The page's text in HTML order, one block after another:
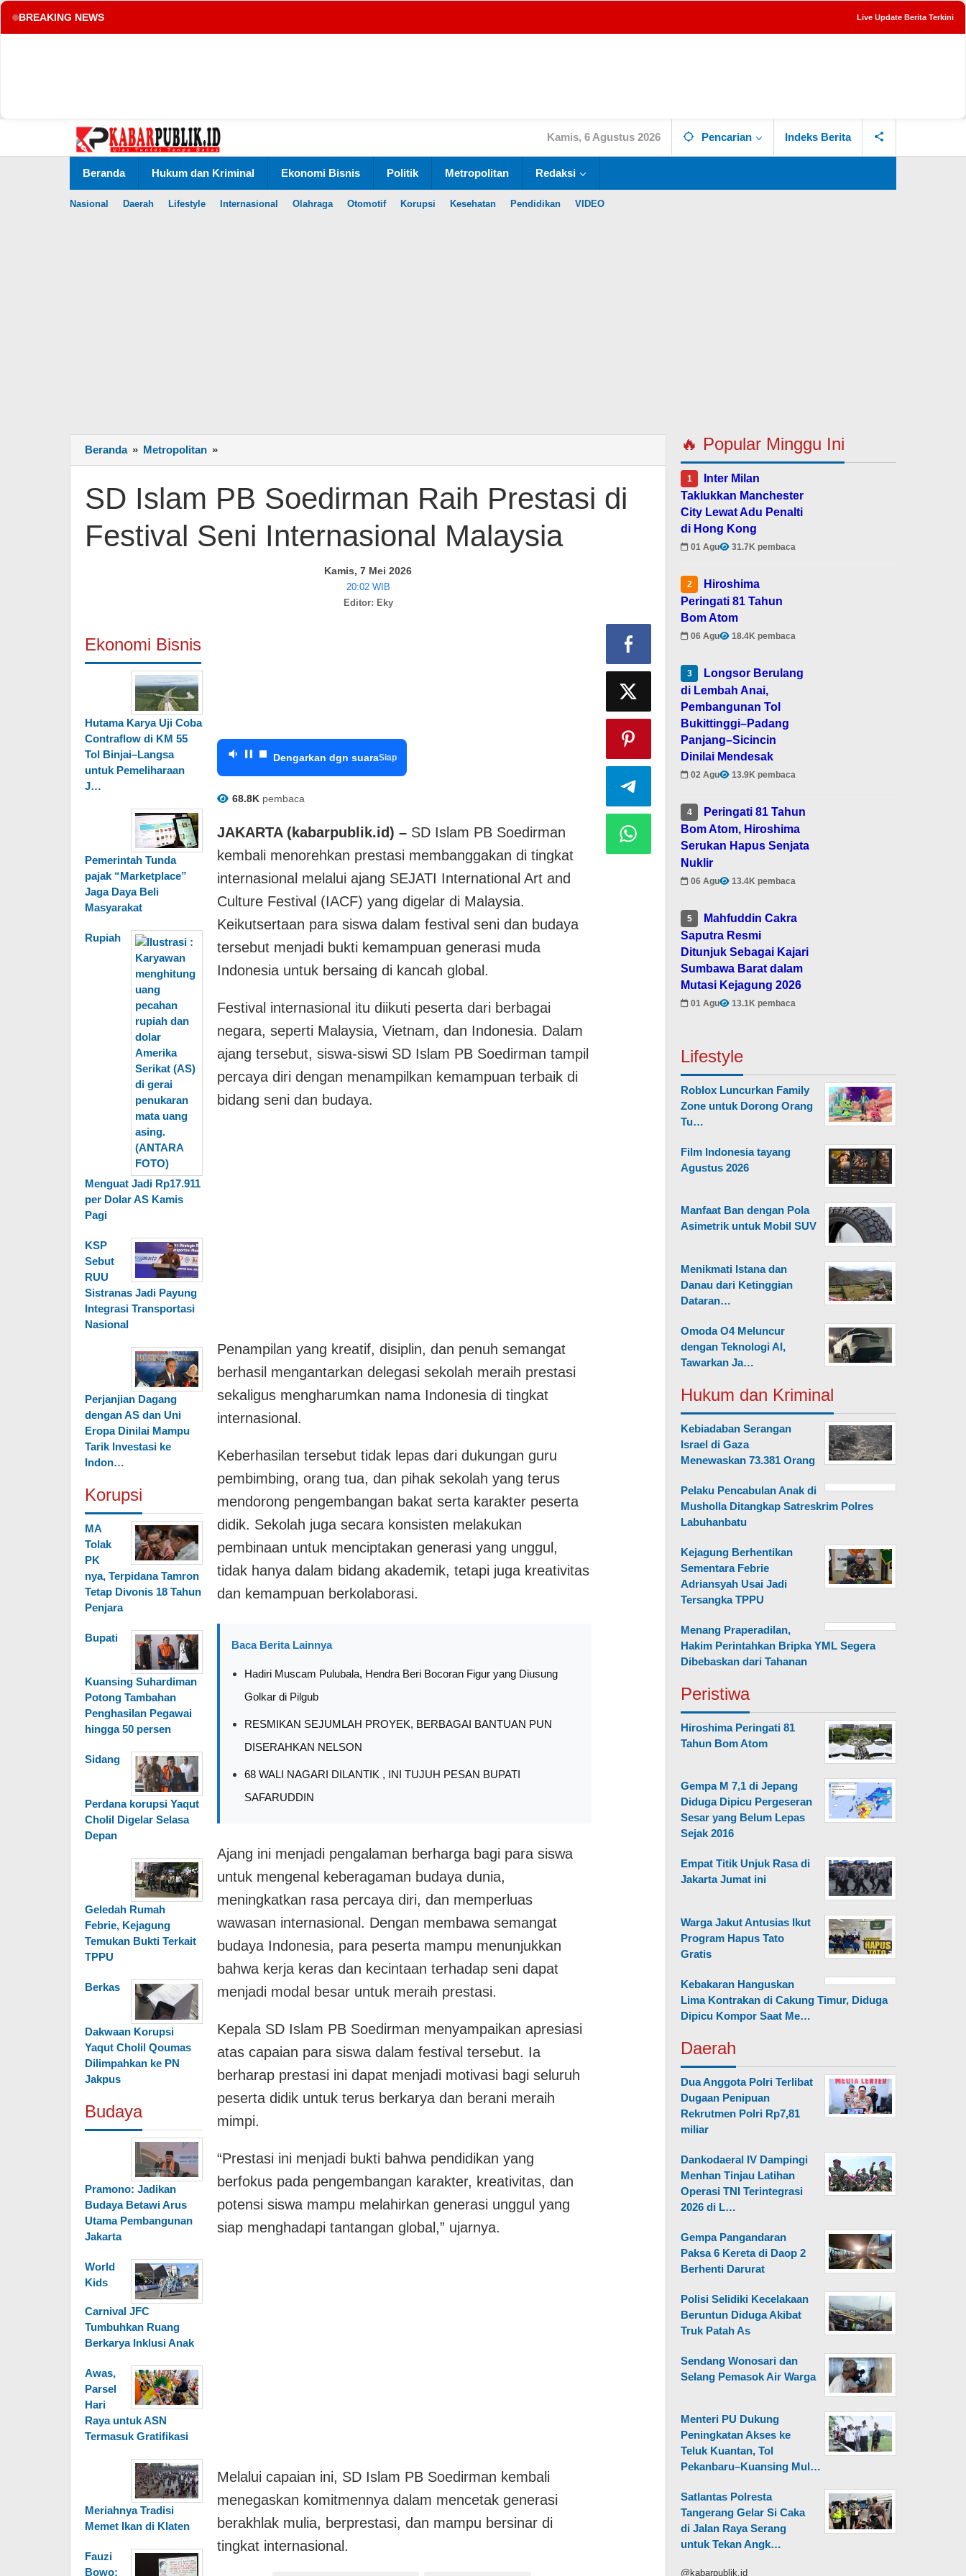
BREAKING NEWS Live Update Berita Terkini
konten
Kamis, 6 Agustus 2026 Pencarian Indeks Berita
Beranda Hukum dan Kriminal Ekonomi Bisnis Politik Metropolitan Redaksi
Nasional Daerah Lifestyle Internasional Olahraga Otomotif Korupsi Kesehatan Pendidikan VIDEO
Beranda » Metropolitan »
Islam
Soedirman
Raih
Prestasi
di
SD Islam PB Soedirman Raih Prestasi di
Festival Seni Internasional Malaysia
Kamis, 7 Mei 2026
20:02 WIB
Editor: Eky
Ekonomi Bisnis
Hutama Karya Uji Coba
Contraflow di KM 55
Tol Binjai–Langsa
untuk Pemeliharaan
J…
Pemerintah Tunda
pajak “Marketplace”
Jaga Daya Beli
Masyarakat
Rupiah
Menguat Jadi Rp17.911
per Dolar AS Kamis
Pagi
KSP
Sebut
RUU
Sistranas Jadi Payung
Integrasi Transportasi
Nasional
Perjanjian Dagang
dengan AS dan Uni
Eropa Dinilai Mampu
Tarik Investasi ke
Indon…
Korupsi
MA
Tolak
PK
nya, Terpidana Tamron
Tetap Divonis 18 Tahun
Penjara
Bupati
Kuansing Suhardiman
Potong Tambahan
Penghasilan Pegawai
hingga 50 persen
Sidang
Perdana korupsi Yaqut
Cholil Digelar Selasa
Depan
Geledah Rumah
Febrie, Kejagung
Temukan Bukti Terkait
TPPU
Berkas
Dakwaan Korupsi
Yaqut Cholil Qoumas
Dilimpahkan ke PN
Jakpus
Budaya
Pramono: Jadikan
Budaya Betawi Arus
Utama Pembangunan
Jakarta
World
Kids
Carnival JFC
Tumbuhkan Ruang
Berkarya Inklusi Anak
Awas,
Parsel
Hari
Raya untuk ASN
Termasuk Gratifikasi
Meriahnya Tradisi
Memet Ikan di Klaten
Fauzi
Bowo:
Dengarkan dgn suaraSiap
68.8Kpembaca
JAKARTA (kabarpublik.id) –SD Islam PB Soedirman
kembali menorehkan prestasi membanggakan di tingkat
internasional melalui ajang SEJATI International Art and
Culture Festival (IACF) yang digelar di Malaysia.
Keikutsertaan para siswa dalam festival seni dan budaya
tersebut menjadi bukti kemampuan generasi muda
Indonesia untuk bersaing di kancah global.
Festival internasional itu diikuti peserta dari berbagai
negara, seperti Malaysia, Vietnam, dan Indonesia. Dalam
ajang tersebut, siswa-siswi SD Islam PB Soedirman tampil
percaya diri dengan menampilkan kemampuan terbaik di
bidang seni dan budaya.
Penampilan yang kreatif, disiplin, dan penuh semangat
berhasil mengantarkan delegasi sekolah meraih prestasi
sekaligus mengharumkan nama Indonesia di tingkat
internasional.
Keberhasilan tersebut tidak lepas dari dukungan guru
pembimbing, orang tua, dan pihak sekolah yang terus
mendorong pengembangan bakat serta karakter peserta
didik. Sekolah juga secara konsisten melakukan
pembinaan untuk menciptakan generasi yang unggul,
tidak hanya dalam bidang akademik, tetapi juga kreativitas
dan kemampuan berkolaborasi.
Baca Berita Lainnya
Hadiri Muscam Pulubala, Hendra Beri Bocoran Figur yang Diusung
Golkar di Pilgub
RESMIKAN SEJUMLAH PROYEK, BERBAGAI BANTUAN PUN
DISERAHKAN NELSON
68 WALI NAGARI DILANTIK , INI TUJUH PESAN BUPATI
SAFARUDDIN
Ajang ini menjadi pengalaman berharga bagi para siswa
untuk mengenal keberagaman budaya dunia,
meningkatkan rasa percaya diri, dan memperluas
wawasan internasional. Dengan membawa semangat
budaya Indonesia, para peserta mampu menunjukkan
bahwa kerja keras dan kecintaan terhadap seni dapat
menjadi modal besar untuk meraih prestasi.
Kepala SD Islam PB Soedirman menyampaikan apresiasi
atas capaian para siswa dalam festival tersebut. Ia
berharap prestasi ini dapat menjadi motivasi bagi seluruh
peserta didik untuk terus berkarya dan berani meraih
mimpi.
“Prestasi ini menjadi bukti bahwa pendidikan yang
berfokus pada pengembangan karakter, kreativitas, dan
potensi siswa mampu melahirkan generasi unggul yang
siap menghadapi tantangan global,” ujarnya.
Melalui capaian ini, SD Islam PB Soedirman kembali
menegaskan komitmennya dalam mencetak generasi
berakhlak mulia, berprestasi, dan mampu bersinar di
tingkat internasional.
🔥 Popular Minggu Ini
1
Inter Milan
Taklukkan Manchester
City Lewat Adu Penalti
di Hong Kong
01 Agu 31.7K pembaca
2
Hiroshima
Peringati 81 Tahun
Bom Atom
06 Agu 18.4K pembaca
3
Longsor Berulang
di Lembah Anai,
Pembangunan Tol
Bukittinggi–Padang
Panjang–Sicincin
Dinilai Mendesak
02 Agu 13.9K pembaca
4
Peringati 81 Tahun
Bom Atom, Hiroshima
Serukan Hapus Senjata
Nuklir
06 Agu 13.4K pembaca
5
Mahfuddin Cakra
Saputra Resmi
Ditunjuk Sebagai Kajari
Sumbawa Barat dalam
Mutasi Kejagung 2026
01 Agu 13.1K pembaca
Lifestyle
Roblox Luncurkan Family
Zone untuk Dorong Orang
Tu…
Film Indonesia tayang
Agustus 2026
Manfaat Ban dengan Pola
Asimetrik untuk Mobil SUV
Menikmati Istana dan
Danau dari Ketinggian
Dataran…
Omoda O4 Meluncur
dengan Teknologi AI,
Tawarkan Ja…
Hukum dan Kriminal
Kebiadaban Serangan
Israel di Gaza
Menewaskan 73.381 Orang
Pelaku Pencabulan Anak di
Musholla Ditangkap Satreskrim Polres
Labuhanbatu
Kejagung Berhentikan
Sementara Febrie
Adriansyah Usai Jadi
Tersangka TPPU
Menang Praperadilan,
Hakim Perintahkan Bripka YML Segera
Dibebaskan dari Tahanan
Peristiwa
Hiroshima Peringati 81
Tahun Bom Atom
Gempa M 7,1 di Jepang
Diduga Dipicu Pergeseran
Sesar yang Belum Lepas
Sejak 2016
Empat Titik Unjuk Rasa di
Jakarta Jumat ini
Warga Jakut Antusias Ikut
Program Hapus Tato
Gratis
Kebakaran Hanguskan
Lima Kontrakan di Cakung Timur, Diduga
Dipicu Kompor Saat Me…
Daerah
Dua Anggota Polri Terlibat
Dugaan Penipuan
Rekrutmen Polri Rp7,81
miliar
Dankodaeral IV Dampingi
Menhan Tinjau Latihan
Operasi TNI Terintegrasi
2026 di L…
Gempa Pangandaran
Paksa 6 Kereta di Daop 2
Berhenti Darurat
Polisi Selidiki Kecelakaan
Beruntun Diduga Akibat
Truk Patah As
Sendang Wonosari dan
Selang Pemasok Air Warga
Menteri PU Dukung
Peningkatan Akses ke
Teluk Kuantan, Tol
Pekanbaru–Kuansing Mul…
Satlantas Polresta
Tangerang Gelar Si Caka
di Jalan Raya Serang
untuk Tekan Angk…
@kabarpublik.id